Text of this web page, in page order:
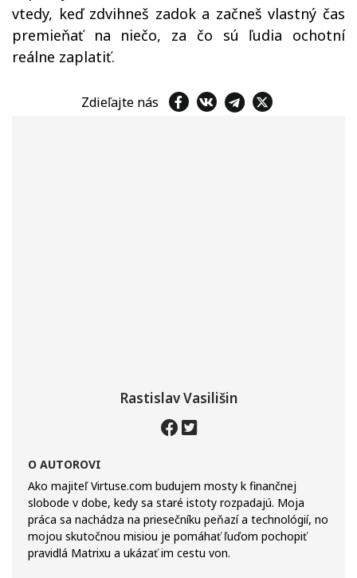
vtedy, keď zdvihneš zadok a začneš vlastný čas
premieňať na niečo, za čo sú ľudia ochotní
reálne zaplatiť.
Zdieľajte nás
Rastislav Vasilišin
O AUTOROVI
Ako majiteľ Virtuse.com budujem mosty k finančnej
slobode v dobe, kedy sa staré istoty rozpadajú. Moja
práca sa nachádza na priesečníku peňazí a technológií, no
mojou skutočnou misiou je pomáhať ľuďom pochopiť
pravidlá Matrixu a ukázať im cestu von.